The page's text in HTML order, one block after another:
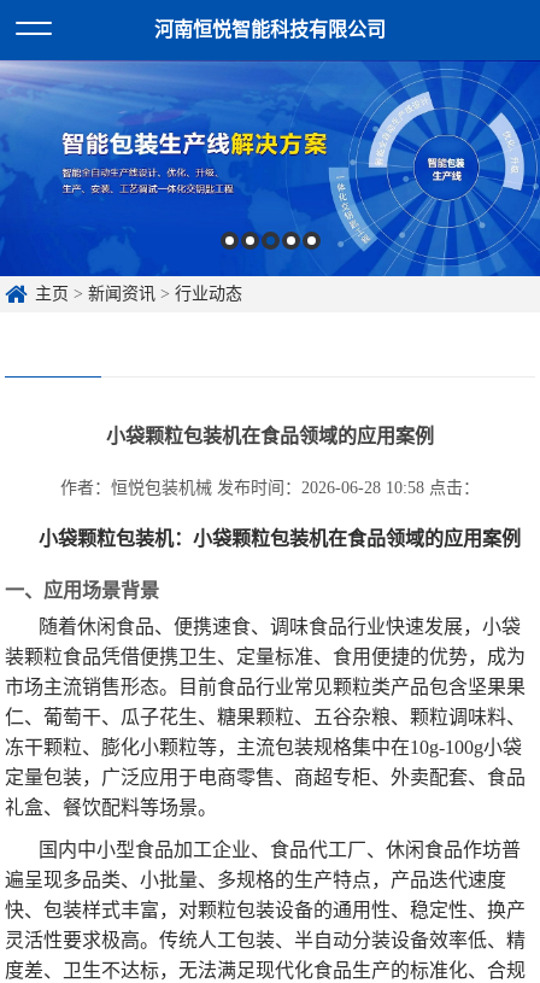
河南恒悦智能科技有限公司
主页 >新闻资讯 >行业动态
小袋颗粒包装机在食品领域的应用案例
作者：恒悦包装机械 发布时间：2026-06-28 10:58 点击：
小袋颗粒包装机：小袋颗粒包装机在食品领域的应用案例
一、应用场景背景
随着休闲食品、便携速食、调味食品行业快速发展，小袋
装颗粒食品凭借便携卫生、定量标准、食用便捷的优势，成为
市场主流销售形态。目前食品行业常见颗粒类产品包含坚果果
仁、葡萄干、瓜子花生、糖果颗粒、五谷杂粮、颗粒调味料、
冻干颗粒、膨化小颗粒等，主流包装规格集中在10g-100g小袋
定量包装，广泛应用于电商零售、商超专柜、外卖配套、食品
礼盒、餐饮配料等场景。
国内中小型食品加工企业、食品代工厂、休闲食品作坊普
遍呈现多品类、小批量、多规格的生产特点，产品迭代速度
快、包装样式丰富，对颗粒包装设备的通用性、稳定性、换产
灵活性要求极高。传统人工包装、半自动分装设备效率低、精
度差、卫生不达标，无法满足现代化食品生产的标准化、合规